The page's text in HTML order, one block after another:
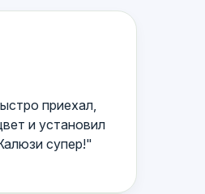
приехал,
и установил
супер!"